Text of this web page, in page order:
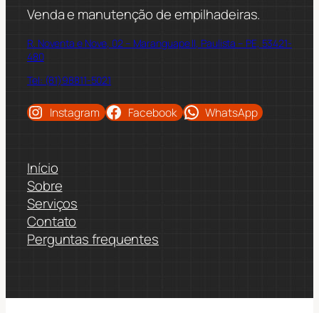
Venda e manutenção de empilhadeiras.
R. Noventa e Nove, 02 – Maranguape II, Paulista – PE, 53421-
480
Tel: (81)98811-5021
Instagram Facebook WhatsApp
Início
Sobre
Serviços
Contato
Perguntas frequentes